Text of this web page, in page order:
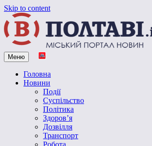
Skip to content
Vpoltave.info
Полтавський портал новин
Меню
Головна
Новини
Події
Суспільство
Політика
Здоров’я
Дозвілля
Транспорт
Робота